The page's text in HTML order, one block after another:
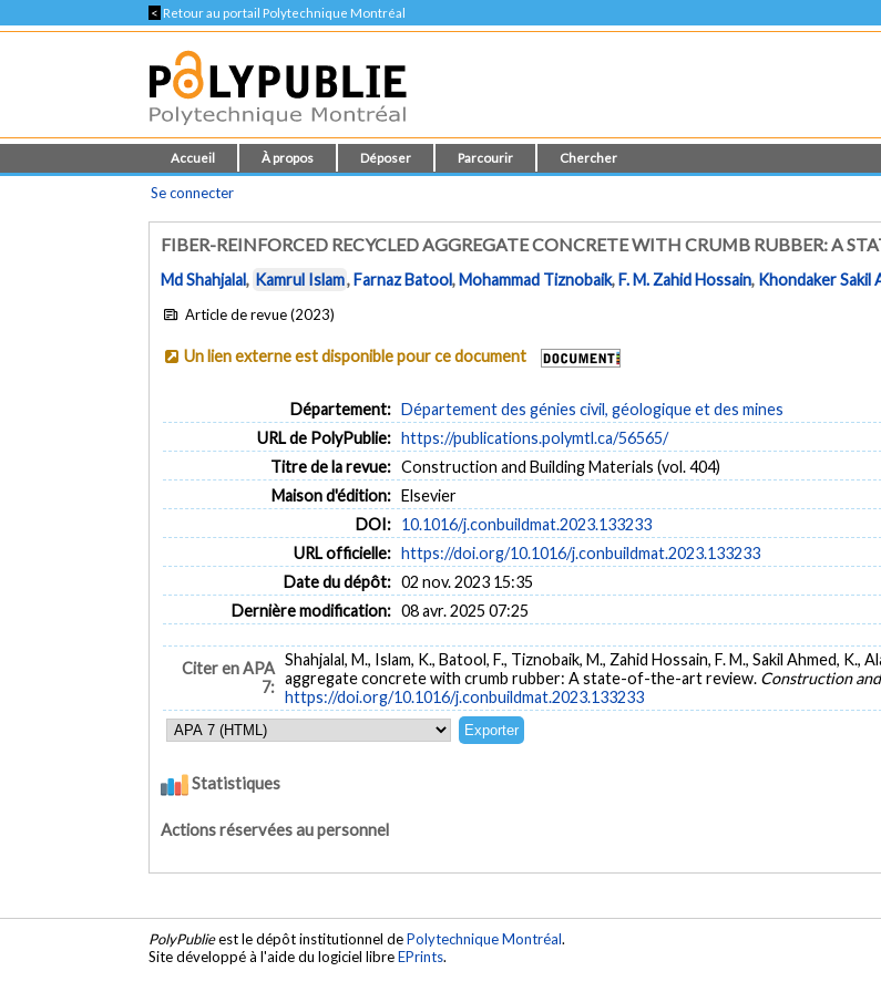
< Retour au portail Polytechnique Montréal
Accueil À propos Déposer Parcourir Chercher
Se connecter
FIBER-REINFORCED RECYCLED AGGREGATE CONCRETE WITH CRUMB RUBBER: A
Md Shahjalal, Kamrul Islam,Farnaz Batool,Mohammad Tiznobaik,F. M. Zahid Hossain, Khondaker Sakil
Article de revue (2023)
Un lien externe est disponible pour ce document
Département: Département des génies civil, géologique et des mines
URL de PolyPublie: https://publications.polymtl.ca/56565/
Titre de la revue: Construction and Building Materials (vol. 404)
Maison d'édition: Elsevier
DOI: 10.1016/j.conbuildmat.2023.133233
URL officielle: https://doi.org/10.1016/j.conbuildmat.2023.133233
Date du dépôt: 02 nov. 2023 15:35
Dernière modification: 08 avr. 2025 07:25
Citer en APA
7:
Shahjalal, M., Islam, K., Batool, F., Tiznobaik, M., Zahid Hossain, F. M., Sakil Ahmed,
aggregate concrete with crumb rubber: A state-of-the-art review. Construction
https://doi.org/10.1016/j.conbuildmat.2023.133233
Statistiques
Actions réservées au personnel
PolyPublieest le dépôt institutionnel dePolytechnique Montréal.
Site développé à l'aide du logiciel libreEPrints.